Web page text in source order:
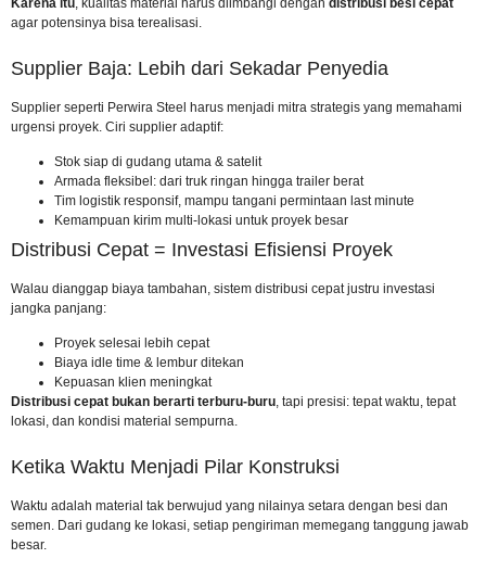
Karena itu, kualitas material harus diimbangi dengan distribusi besi cepat
agar potensinya bisa terealisasi.
Supplier Baja: Lebih dari Sekadar Penyedia
Supplier seperti Perwira Steel harus menjadi mitra strategis yang memahami
urgensi proyek. Ciri supplier adaptif:
Stok siap di gudang utama & satelit
Armada fleksibel: dari truk ringan hingga trailer berat
Tim logistik responsif, mampu tangani permintaan last minute
Kemampuan kirim multi-lokasi untuk proyek besar
Distribusi Cepat = Investasi Efisiensi Proyek
Walau dianggap biaya tambahan, sistem distribusi cepat justru investasi
jangka panjang:
Proyek selesai lebih cepat
Biaya idle time & lembur ditekan
Kepuasan klien meningkat
Distribusi cepat bukan berarti terburu-buru, tapi presisi: tepat waktu, tepat
lokasi, dan kondisi material sempurna.
Ketika Waktu Menjadi Pilar Konstruksi
Waktu adalah material tak berwujud yang nilainya setara dengan besi dan
semen. Dari gudang ke lokasi, setiap pengiriman memegang tanggung jawab
besar.